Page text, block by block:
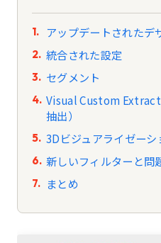
アップデートされたデ
統合された設定
セグメント
Visual Custom
抽出）
3Dビジュアライゼーシ
新しいフィルターと問
まとめ